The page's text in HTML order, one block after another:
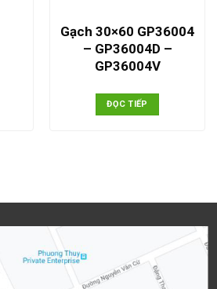
Gạch 30×60 GP36004
– GP36004D –
GP36004V
ĐỌC TIẾP